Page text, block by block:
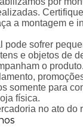
a montagem e
pode sofrer
e objetos de
o produto.
somente para
física.
no ato do